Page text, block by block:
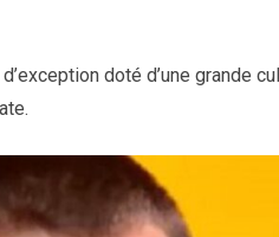
doté d’une grande